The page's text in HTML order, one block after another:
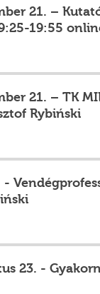
21. –
19:55
21. – TK
Rybiński
-
23. -